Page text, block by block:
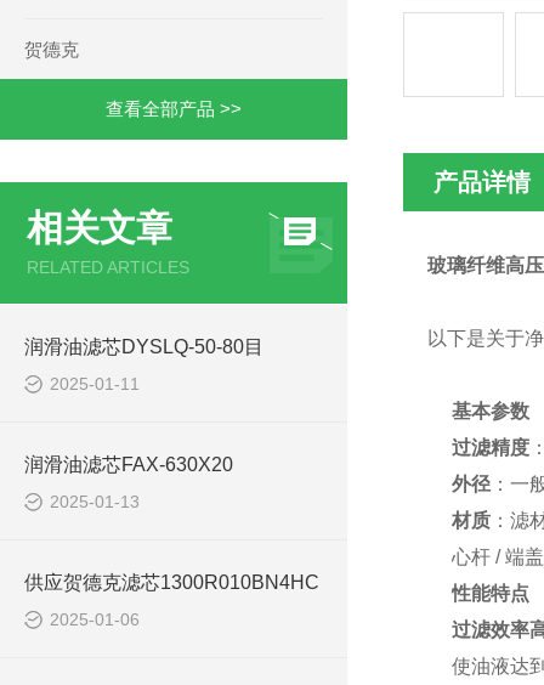
贺德克
查看全部产品 >>
相关文章
RELATED ARTICLES
润滑油滤芯DYSLQ-50-80目
2025-01-11
润滑油滤芯FAX-630X20
2025-01-13
供应贺德克滤芯1300R010BN4HC
2025-01-06
产品详情
玻璃纤维高
以下是关于
基本参数
过滤精度
外径：一
材质：滤
心杆 / 端
性能特点
过滤效率
使油液达